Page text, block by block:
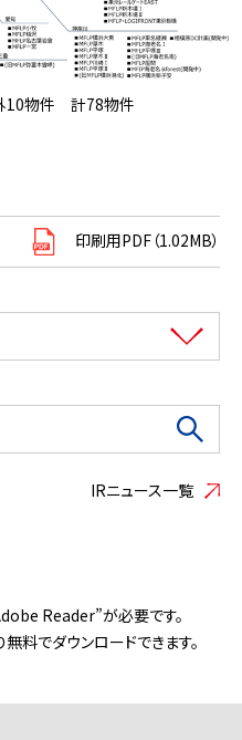
10物件 計78物件
印刷用PDF（1.02MB）
IRニュース一覧
Reader”が必要です。
料でダウンロードできます。